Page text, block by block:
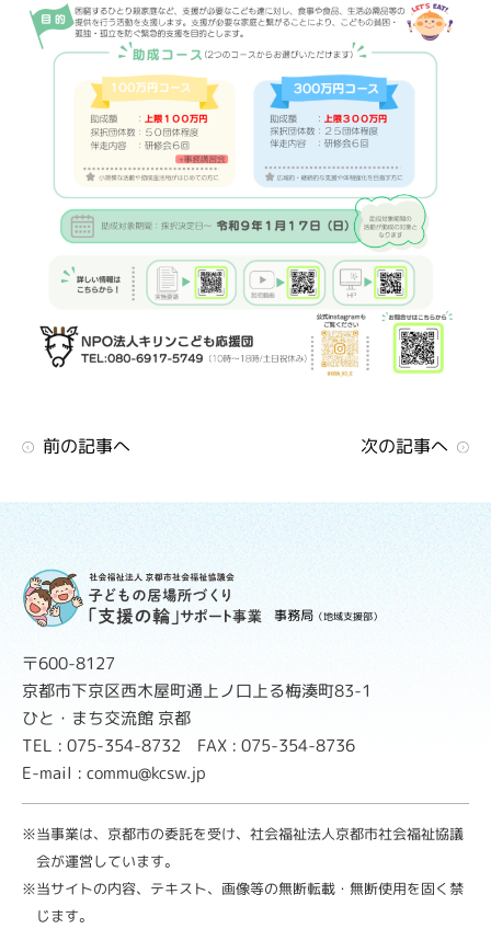
前の記事へ 次の記事へ
事務局 （地域支援部）
〒600-8127
京都市下京区西木屋町通上ノ口上る梅湊町83-1
ひと・まち交流館 京都
TEL : 075-354-8732 FAX : 075-354-8736
E-mail : commu@kcsw.jp
※当事業は、京都市の委託を受け、社会福祉法人京都市社会福祉協議
会が運営しています。
※当サイトの内容、テキスト、画像等の無断転載・無断使用を固く禁
じます。